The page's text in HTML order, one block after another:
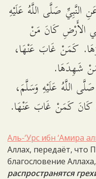
صَلَّى اللَّهُ عَلَيْهِ
الأَرْضِ كَانَ مَنْ
كَمَنْ غَابَ عَنْهَا،
شَهِدَهَا.
اللَّهُ عَلَيْهِ وَسَلَّمَ،
كَانَ كَمَنْ غَابَ عَنْهَا.
Аль-‘Урс ибн ‘Амира
Аллах, передаёт, что
благословение
распространятся